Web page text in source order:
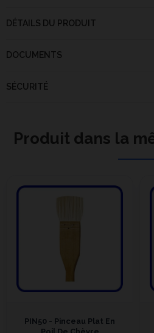
DÉTAILS DU PRODUIT
DOCUMENTS
SÉCURITÉ
Produit dans la
PIN50 - Pinceau Plat En